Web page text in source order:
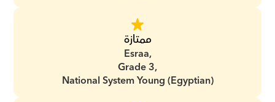
ممتازة
Esraa,
Grade 3,
National System Young (Egyptian)